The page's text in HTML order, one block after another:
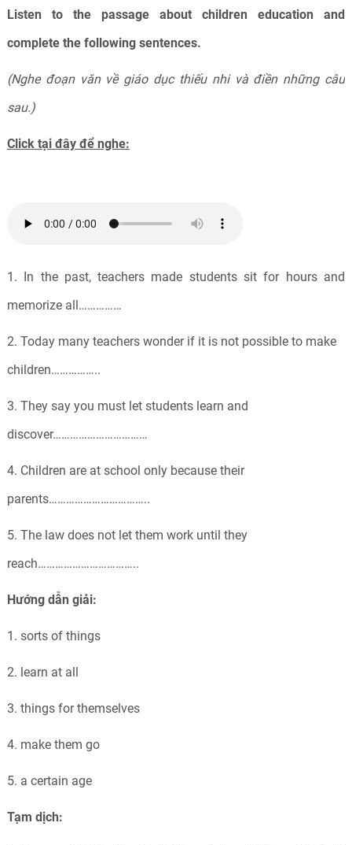
Listen to the passage about children education and
complete the following sentences.
(Nghe đoạn văn về giáo dục thiếu nhi và điền những câu
sau.)
Click tại đây để nghe:
1. In the past, teachers made students sit for hours and
memorize all……………
2. Today many teachers wonder if it is not possible to make
children……………..
3. They say you must let students learn and
discover……………………………
4. Children are at school only because their
parents……………………………..
5. The law does not let them work until they
reach……………………………..
Hướng dẫn giải:
1. sorts of things
2. learn at all
3. things for themselves
4. make them go
5. a certain age
Tạm dịch: